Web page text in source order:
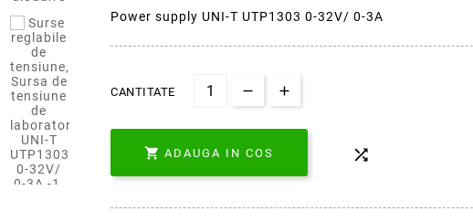
Power supply UNI-T UTP1303 0-32V/ 0-3A
CANTITATE
 ADAUGA IN COS 